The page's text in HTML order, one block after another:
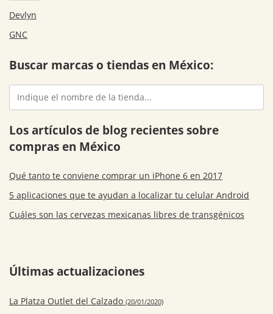
Devlyn
GNC
Buscar marcas o tiendas en México:
Los artículos de blog recientes sobre
compras en México
Qué tanto te conviene comprar un iPhone 6 en 2017
5 aplicaciones que te ayudan a localizar tu celular Android
Cuáles son las cervezas mexicanas libres de transgénicos
Últimas actualizaciones
La Platza Outlet del Calzado (20/01/2020)